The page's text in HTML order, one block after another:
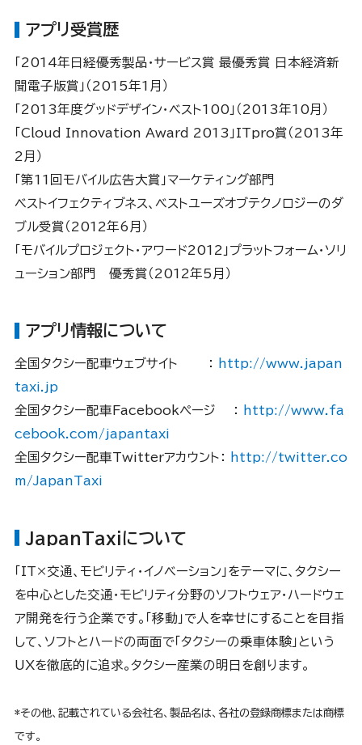
アプリ受賞歴
「2014年日経優秀製品・サービス賞 最優秀賞 日本経済新
聞電子版賞」（2015年1月）
「2013年度グッドデザイン・ベスト100」（2013年10月）
「Cloud Innovation Award 2013」ITpro賞（2013年
2月）
「第11回モバイル広告大賞」マーケティング部門
ベストイフェクティブネス、ベストユーズオブテクノロジーのダ
ブル受賞（2012年6月）
「モバイルプロジェクト・アワード2012」プラットフォーム・ソリ
ューション部門 優秀賞（2012年5月）
アプリ情報について
全国タクシー配車ウェブサイト ：
http://www.japan
taxi.jp
全国タクシー配車Facebookページ ：
http://www.fa
cebook.com/japantaxi
全国タクシー配車Twitterアカウント：
http://twitter.co
m/JapanTaxi
JapanTaxiについて
「IT×交通、モビリティ・イノベーション」をテーマに、タクシー
を中心とした交通・モビリティ分野のソフトウェア・ハードウェ
ア開発を行う企業です。「移動」で人を幸せにすることを目指
して、ソフトとハードの両面で「タクシーの乗車体験」という
UXを徹底的に追求。タクシー産業の明日を創ります。
*その他、記載されている会社名、製品名は、各社の登録商標または商標
です。